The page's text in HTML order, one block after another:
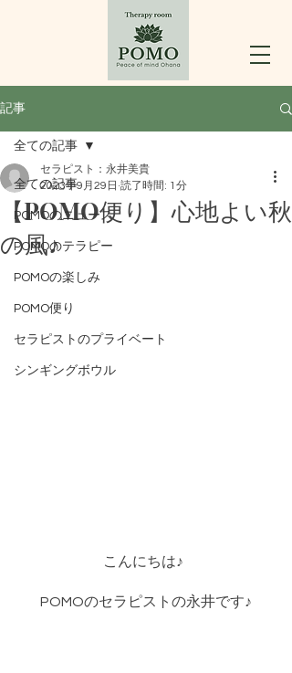
記事
全ての記事
POMOのニュース
POMOのテラピー
POMOの楽しみ
POMO便り
セラピストのプライベート
シンギングボウル
全ての記事
【POMO便り】心地よい秋
の風♪
セラピスト：永井美貴
2023年9月29日 読了時間: 1分
こんにちは♪
POMOのセラピストの永井です♪